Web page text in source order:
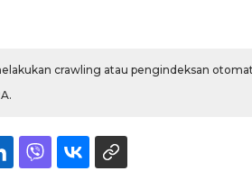
crawling atau pengindeksan